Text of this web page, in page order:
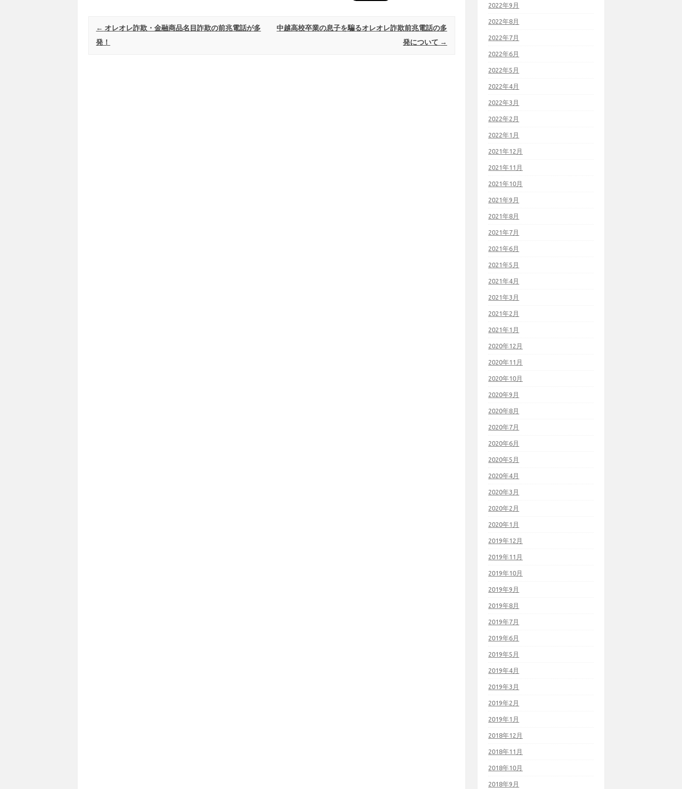
Post navigation
← オレオレ詐欺・金融商品名目詐欺の前兆電話が多
発！
中越高校卒業の息子を騙るオレオレ詐欺前兆電話の多
発について →
2022年9月
2022年8月
2022年7月
2022年6月
2022年5月
2022年4月
2022年3月
2022年2月
2022年1月
2021年12月
2021年11月
2021年10月
2021年9月
2021年8月
2021年7月
2021年6月
2021年5月
2021年4月
2021年3月
2021年2月
2021年1月
2020年12月
2020年11月
2020年10月
2020年9月
2020年8月
2020年7月
2020年6月
2020年5月
2020年4月
2020年3月
2020年2月
2020年1月
2019年12月
2019年11月
2019年10月
2019年9月
2019年8月
2019年7月
2019年6月
2019年5月
2019年4月
2019年3月
2019年2月
2019年1月
2018年12月
2018年11月
2018年10月
2018年9月